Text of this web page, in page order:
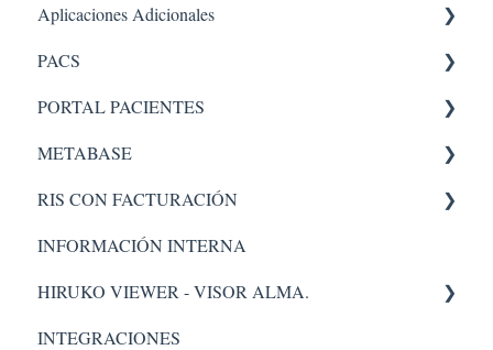
Aplicaciones Adicionales
Aplicaciones internas
PACS
PACS 5
Administrador
Pacs
PORTAL PACIENTES
Administración - portal
METABASE
Metabase
Administrador
RIS CON FACTURACIÓN
Facturacion
Administración
INFORMACIÓN INTERNA
HIRUKO VIEWER - VISOR ALMA.
Visor Alma
INTEGRACIONES